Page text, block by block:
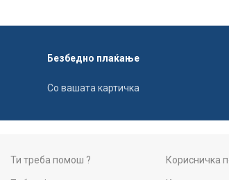
Безбедно плаќање
Со вашата картичка
Ти треба помош ? Корисничка